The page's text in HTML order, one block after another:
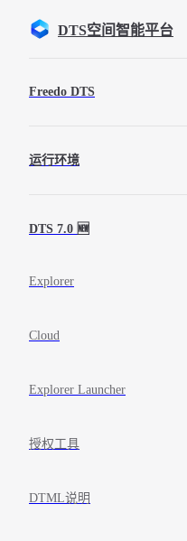
Skip to content
DTS空间智能平台
Freedo DTS
运行环境
DTS 7.0 🆕
Explorer
Cloud
Explorer Launcher
授权工具
DTML说明